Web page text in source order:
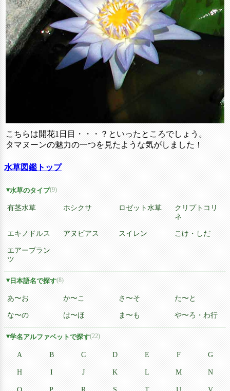
こちらは開花1日目・・・？といったところでしょう。
タマヌーンの魅力の一つを見たような気がしました！
水草図鑑トップ
水草のタイプ(9)
有茎水草 ホシクサ ロゼット水草
クリプトコリ
ネ
エキノドルス アヌビアス スイレン こけ・しだ
エアープラン
ツ
日本語名で探す(8)
あ〜お か〜こ さ〜そ た〜と
な〜の は〜ほ ま〜も や〜ろ・わ行
学名アルファベットで探す(22)
A B C D E F G
H I J K L M N